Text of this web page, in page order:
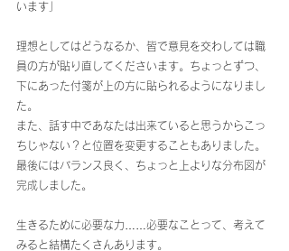
います」
理想としてはどうなるか、皆で意見を交わしては職
員の方が貼り直してくださいます。ちょっとずつ、
下にあった付箋が上の方に貼られるようになりまし
た。
また、話す中であなたは出来ていると思うからこっ
ちじゃない？と位置を変更することもありました。
最後にはバランス良く、ちょっと上よりな分布図が
完成しました。
生きるために必要な力……必要なことって、考えて
みると結構たくさんあります。